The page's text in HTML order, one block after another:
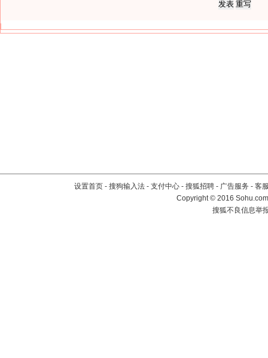
设置首页 - 搜狗输入法 - 支付中心 - 搜狐招聘 - 广告服务 - 客
Copyright©2016
搜狐不良信息举